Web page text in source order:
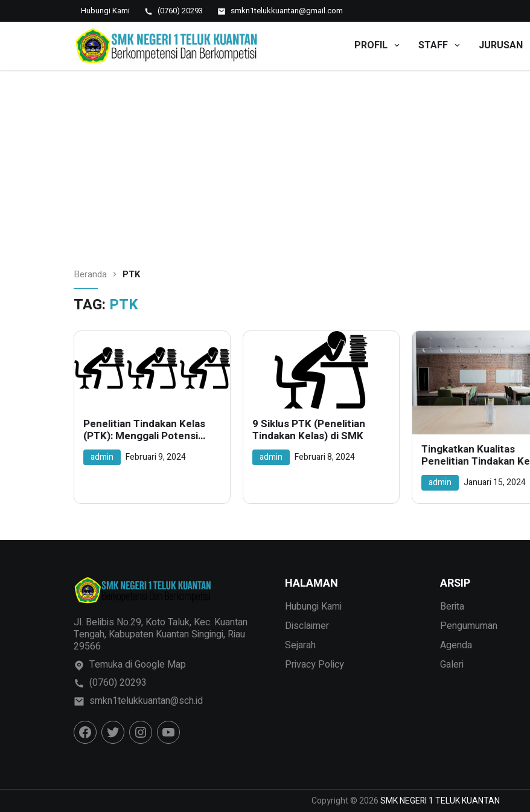
Hubungi Kami (0760) 20293 smkn1telukkuantan@gmail.com
SMK NEGERI 1 TELUK
KUANTAN
Berkopetensi Dan Berkompetisi PROFIL STAFF JURUSAN
Beranda PTK
TAG: PTK
Penelitian Tindakan Kelas
(PTK): Menggali Potensi
Pembelajaran yang Efektif
admin Februari 9, 2024
9 Siklus PTK (Penelitian
Tindakan Kelas) di SMK
admin Februari 8, 2024
Tingkatkan Kualitas
Penelitian Tindakan
admin Januari 15, 2024
Jl. Belibis No.29, Koto Taluk, Kec. Kuantan
Tengah, Kabupaten Kuantan Singingi, Riau
29566
Temuka di Google Map
(0760) 20293
smkn1telukkuantan@sch.id
HALAMAN
Hubungi Kami
Disclaimer
Sejarah
Privacy Policy
ARSIP
Berita
Pengumuman
Agenda
Galeri
Copyright © 2026SMK NEGERI 1 TELUK KUANTAN